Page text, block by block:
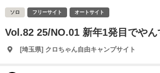
ソロ フリーサイト オートサイト
Vol.82 25/NO.01 新年1発目でや
[埼玉県] クロちゃん自由キャンプサイト